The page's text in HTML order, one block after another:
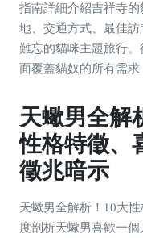
指南詳細介紹吉祥寺
地、交通方式、最佳
難忘的貓咪主題旅行
面覆蓋貓奴的所有需
天蠍男全解
性格特徵、
徵兆暗示
天蠍男全解析！10大
度剖析天蠍男喜歡一